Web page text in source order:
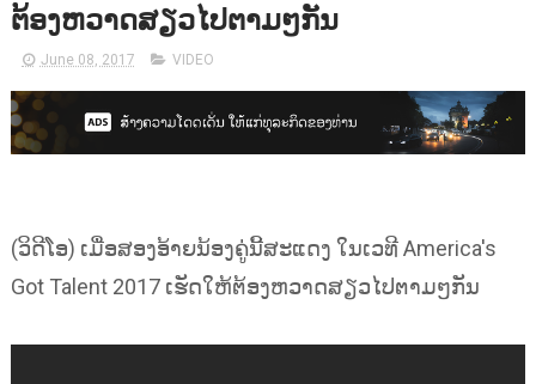
ຕ້ອງຫວາດສຽວໄປຕາມໆກັນ
June 08, 2017 VIDEO
(ວິດີໂອ) ເມື່ອສອງອ້າຍນ້ອງຄູ່ນີ້ສະແດງ ໃນເວທີ America's
Got Talent 2017 ເຮັດໃຫ້ຕ້ອງຫວາດສຽວໄປຕາມໆກັນ